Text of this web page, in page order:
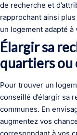
de recherche et
rapprochant ainsi
un logement adapté à
Élargir sa
quartiers ou
Pour trouver un
conseillé d’élargir sa
communes. En
augmentez vos